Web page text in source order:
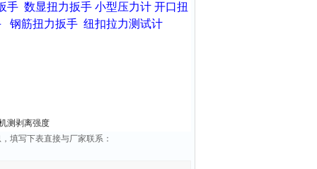
手 数显扭力扳手 小型压力计 开口扭
钢筋扭力扳手 纽扣拉力测试计
测剥离强度
填写下表直接与厂家联系：